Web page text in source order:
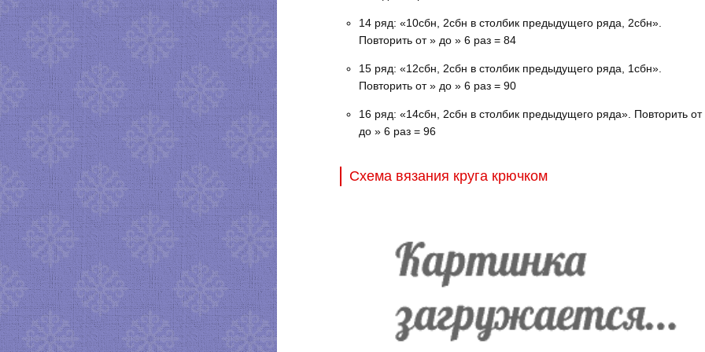
14 ряд: «10сбн, 2сбн в столбик предыдущего ряда, 2сбн».
Повторить от » до » 6 раз = 84
15 ряд: «12сбн, 2сбн в столбик предыдущего ряда, 1сбн».
Повторить от » до » 6 раз = 90
16 ряд: «14сбн, 2сбн в столбик предыдущего ряда». Повторить от
до » 6 раз = 96
Схема вязания круга крючком